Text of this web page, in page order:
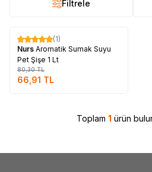
Filtrele
%17
(1)
Nurs Aromatik Sumak Suyu
Pet Şişe 1 Lt
80,30TL
66,91 TL
Toplam 1 ürün